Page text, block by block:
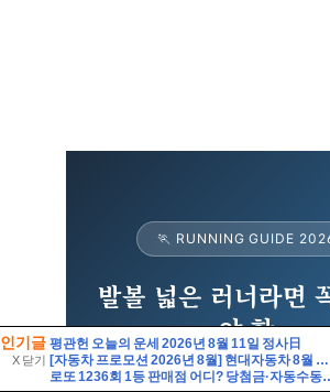
인기글
X 닫기
평관헌 오늘의 운세 2026년 8월 11일 정사日
[자동차 프로모션 2026년 8월] 현대자동차 8월 프로모션
로또 1236회 1등 판매점